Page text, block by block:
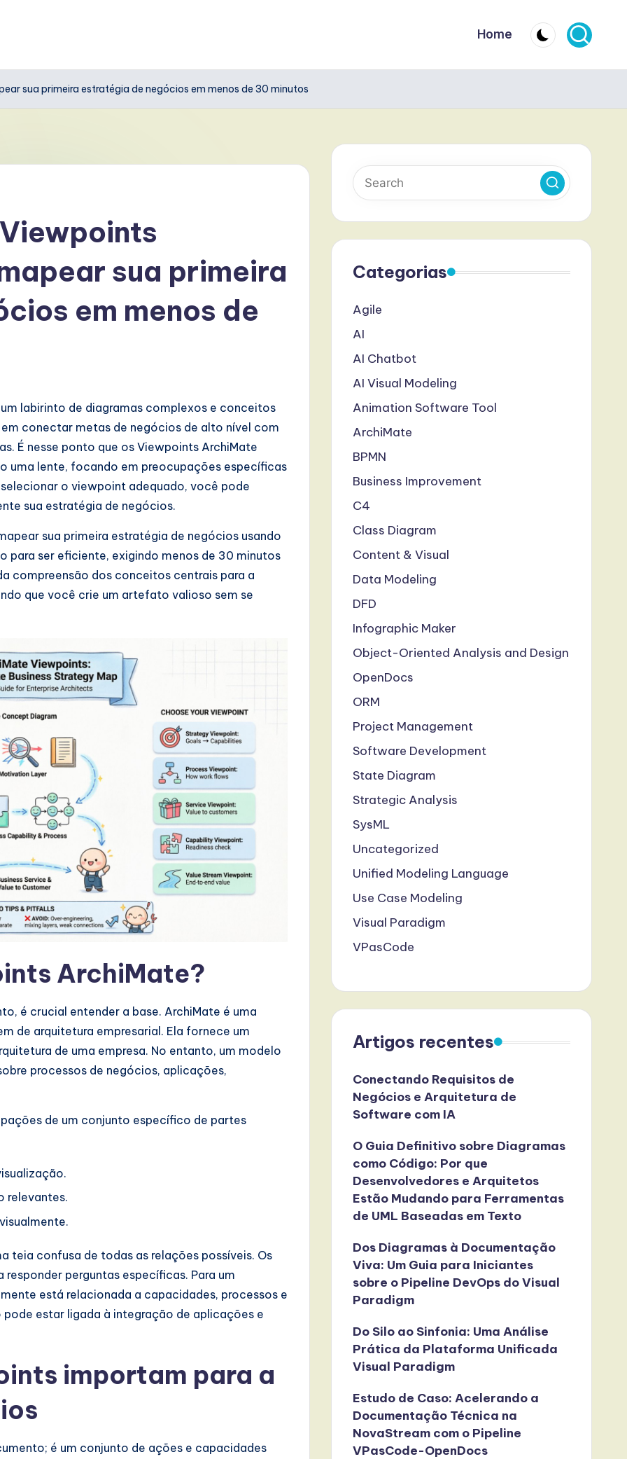
Home
sua primeira estratégia de negócios em menos de 30 minutos
sua primeira
em menos de
labirinto de diagramas complexos e conceitos
conectar metas de negócios de alto nível com
É nesse ponto que os Viewpoints ArchiMate
uma lente, focando em preocupações específicas
o viewpoint adequado, você pode
sua estratégia de negócios.
sua primeira estratégia de negócios usando
para ser eficiente, exigindo menos de 30 minutos
compreensão dos conceitos centrais para a
que você crie um artefato valioso sem se
ArchiMate?
é crucial entender a base. ArchiMate é uma
de arquitetura empresarial. Ela fornece um
de uma empresa. No entanto, um modelo
processos de negócios, aplicações,
de um conjunto específico de partes
relevantes.
teia confusa de todas as relações possíveis. Os
perguntas específicas. Para um
está relacionada a capacidades, processos e
estar ligada à integração de aplicações e
importam para a
é um conjunto de ações e capacidades
Categorias
Agile
AI
AI Chatbot
AI Visual Modeling
Animation Software Tool
ArchiMate
BPMN
Business Improvement
C4
Class Diagram
Content & Visual
Data Modeling
DFD
Infographic Maker
Object-Oriented Analysis and Design
OpenDocs
ORM
Project Management
Software Development
State Diagram
Strategic Analysis
SysML
Uncategorized
Unified Modeling Language
Use Case Modeling
Visual Paradigm
VPasCode
Artigos recentes
Conectando Requisitos de
Negócios e Arquitetura de
Software com IA
O Guia Definitivo sobre Diagramas
como Código: Por que
Desenvolvedores e Arquitetos
Estão Mudando para Ferramentas
de UML Baseadas em Texto
Dos Diagramas à Documentação
Viva: Um Guia para Iniciantes
sobre o Pipeline DevOps do Visual
Paradigm
Do Silo ao Sinfonia: Uma Análise
Prática da Plataforma Unificada
Visual Paradigm
Estudo de Caso: Acelerando a
Documentação Técnica na
NovaStream com o Pipeline
VPasCode-OpenDocs